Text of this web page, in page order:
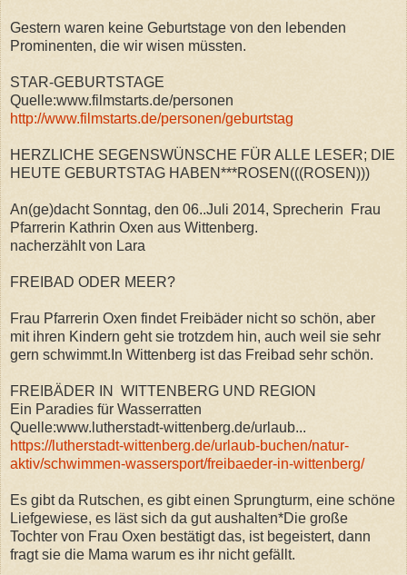
Gestern waren keine Geburtstage von den lebenden
Prominenten, die wir wisen müssten.
STAR-GEBURTSTAGE
Quelle:www.filmstarts.de/personen
http://www.filmstarts.de/personen/geburtstag
HERZLICHE SEGENSWÜNSCHE FÜR ALLE LESER; DIE
HEUTE GEBURTSTAG HABEN***ROSEN(((ROSEN)))
An(ge)dacht Sonntag, den 06..Juli 2014, Sprecherin Frau
Pfarrerin Kathrin Oxen aus Wittenberg.
nacherzählt von Lara
FREIBAD ODER MEER?
Frau Pfarrerin Oxen findet Freibäder nicht so schön, aber
mit ihren Kindern geht sie trotzdem hin, auch weil sie sehr
gern schwimmt.In Wittenberg ist das Freibad sehr schön.
FREIBÄDER IN WITTENBERG UND REGION
Ein Paradies für Wasserratten
Quelle:www.lutherstadt-wittenberg.de/urlaub...
https://lutherstadt-wittenberg.de/urlaub-buchen/natur-
aktiv/schwimmen-wassersport/freibaeder-in-wittenberg/
Es gibt da Rutschen, es gibt einen Sprungturm, eine schöne
Liefgewiese, es läst sich da gut aushalten*Die große
Tochter von Frau Oxen bestätigt das, ist begeistert, dann
fragt sie die Mama warum es ihr nicht gefällt.